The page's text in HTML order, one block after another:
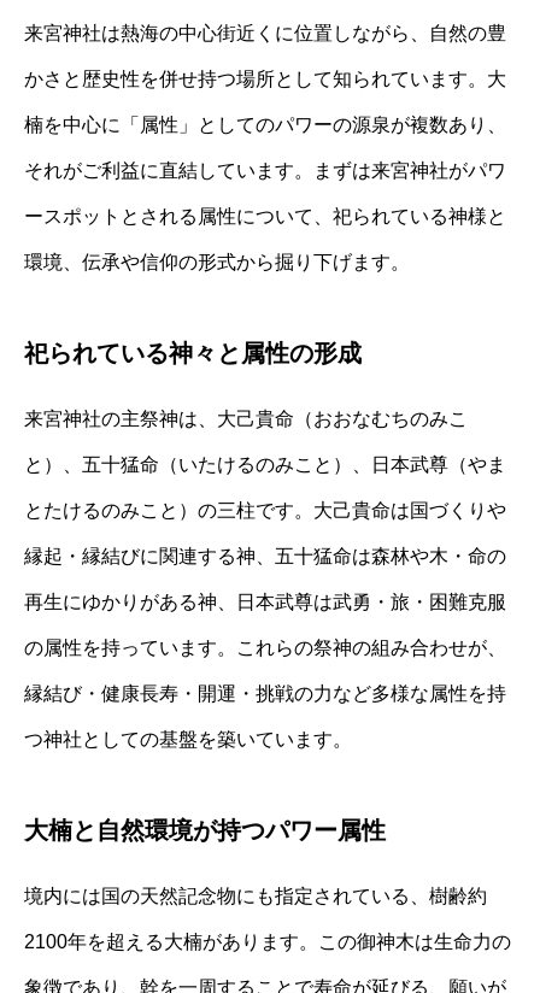
来宮神社は熱海の中心街近くに位置しながら、自然の豊
かさと歴史性を併せ持つ場所として知られています。大
楠を中心に「属性」としてのパワーの源泉が複数あり、
それがご利益に直結しています。まずは来宮神社がパワ
ースポットとされる属性について、祀られている神様と
環境、伝承や信仰の形式から掘り下げます。
祀られている神々と属性の形成
来宮神社の主祭神は、大己貴命（おおなむちのみこ
と）、五十猛命（いたけるのみこと）、日本武尊（やま
とたけるのみこと）の三柱です。大己貴命は国づくりや
縁起・縁結びに関連する神、五十猛命は森林や木・命の
再生にゆかりがある神、日本武尊は武勇・旅・困難克服
の属性を持っています。これらの祭神の組み合わせが、
縁結び・健康長寿・開運・挑戦の力など多様な属性を持
つ神社としての基盤を築いています。
大楠と自然環境が持つパワー属性
境内には国の天然記念物にも指定されている、樹齢約
2100年を超える大楠があります。この御神木は生命力の
象徴であり、幹を一周することで寿命が延びる、願いが